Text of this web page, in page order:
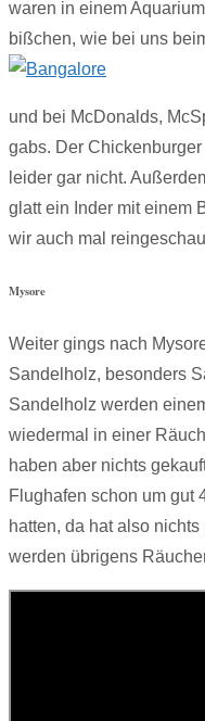
waren in einem
bißchen, wie bei uns
und bei McDonalds,
gabs. Der
leider gar nicht.
glatt ein Inder mit einem
wir auch mal
Mysore
Weiter gings nach
Sandelholz, besonders
Sandelholz werden
wiedermal in einer
haben aber nichts
Flughafen schon um gut
hatten, da hat also
werden übrigens